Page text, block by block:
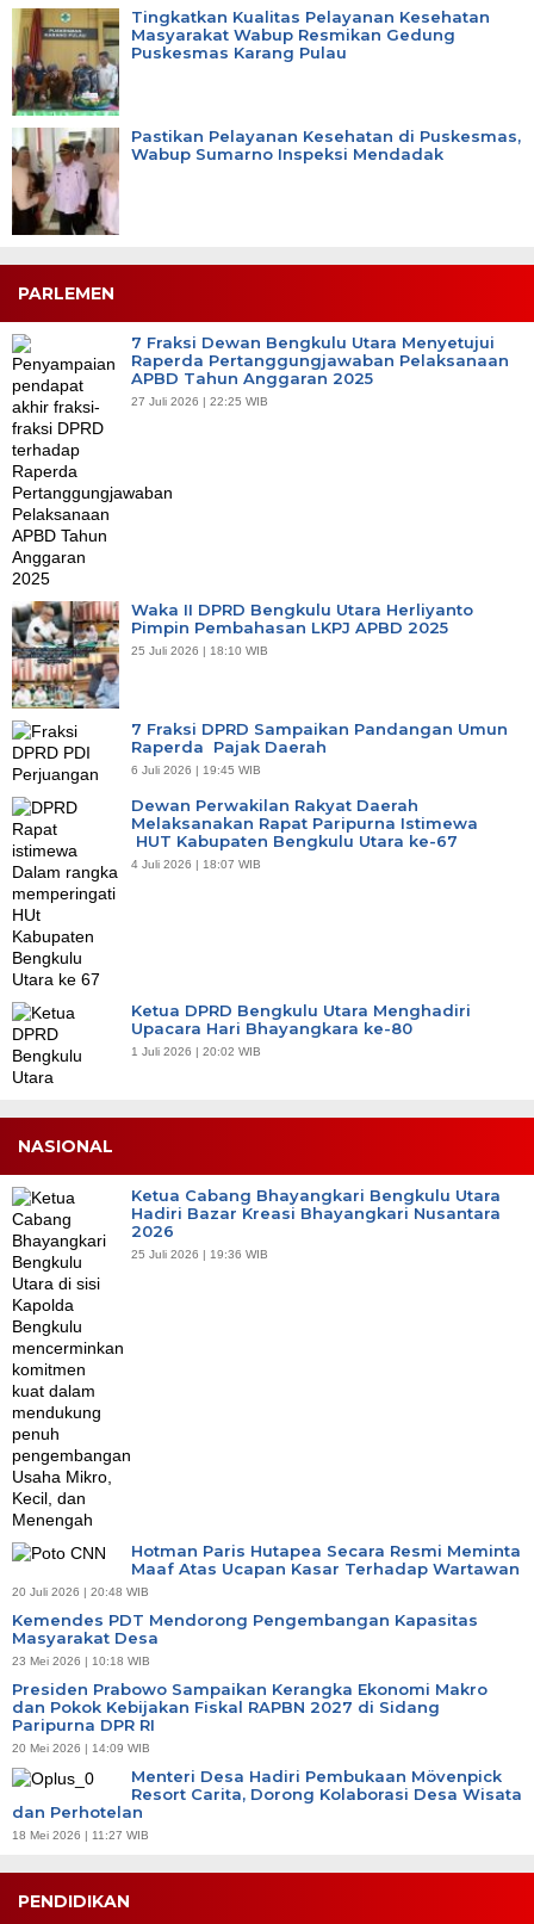
Tingkatkan Kualitas Pelayanan Kesehatan
Masyarakat Wabup Resmikan Gedung
Puskesmas Karang Pulau
Pastikan Pelayanan Kesehatan di Puskesmas,
Wabup Sumarno Inspeksi Mendadak
PARLEMEN
7 Fraksi Dewan Bengkulu Utara Menyetujui
Raperda Pertanggungjawaban Pelaksanaan
APBD Tahun Anggaran 2025
27 Juli 2026 | 22:25 WIB
Waka II DPRD Bengkulu Utara Herliyanto
Pimpin Pembahasan LKPJ APBD 2025
25 Juli 2026 | 18:10 WIB
7 Fraksi DPRD Sampaikan Pandangan Umun
Raperda Pajak Daerah
6 Juli 2026 | 19:45 WIB
Dewan Perwakilan Rakyat Daerah
Melaksanakan Rapat Paripurna Istimewa
HUT Kabupaten Bengkulu Utara ke-67
4 Juli 2026 | 18:07 WIB
Ketua DPRD Bengkulu Utara Menghadiri
Upacara Hari Bhayangkara ke-80
1 Juli 2026 | 20:02 WIB
NASIONAL
Ketua Cabang Bhayangkari Bengkulu Utara
Hadiri Bazar Kreasi Bhayangkari Nusantara
2026
25 Juli 2026 | 19:36 WIB
Hotman Paris Hutapea Secara Resmi Meminta
Maaf Atas Ucapan Kasar Terhadap Wartawan
20 Juli 2026 | 20:48 WIB
Kemendes PDT Mendorong Pengembangan Kapasitas
Masyarakat Desa
23 Mei 2026 | 10:18 WIB
Presiden Prabowo Sampaikan Kerangka Ekonomi Makro
dan Pokok Kebijakan Fiskal RAPBN 2027 di Sidang
Paripurna DPR RI
20 Mei 2026 | 14:09 WIB
Menteri Desa Hadiri Pembukaan Mövenpick
Resort Carita, Dorong Kolaborasi Desa Wisata
dan Perhotelan
18 Mei 2026 | 11:27 WIB
PENDIDIKAN